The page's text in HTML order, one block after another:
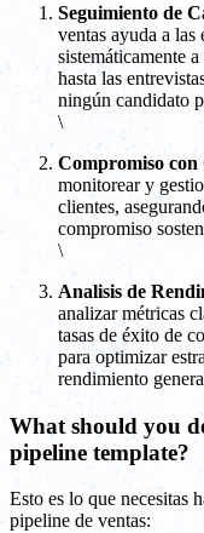
Seguimiento de
ventas ayuda a las
sistemáticamente
hasta las
ningún candidato
\
Compromiso con
monitorear y
clientes,
compromiso
\
Analisis de
analizar métricas
tasas de éxito de
para optimizar
rendimiento
What should you
pipeline template?
Esto es lo que necesitas
pipeline de ventas: